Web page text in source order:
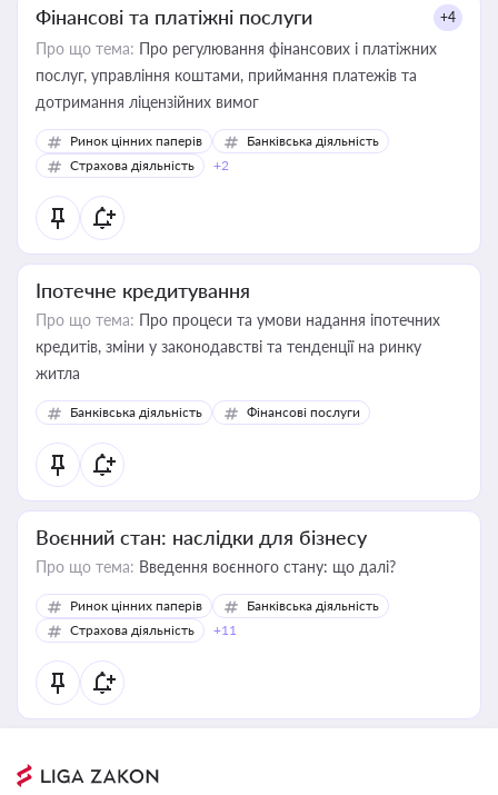
Фінансові та платіжні послуги +4
Про що тема: Про регулювання фінансових і платіжних
послуг, управління коштами, приймання платежів та
дотримання ліцензійних вимог
Ринок цінних паперів
Банківська діяльність
Страхова діяльність
+2
Іпотечне кредитування
Про що тема: Про процеси та умови надання іпотечних
кредитів, зміни у законодавстві та тенденції на ринку
житла
Банківська діяльність Фінансові послуги
Воєнний стан: наслідки для бізнесу
Про що тема: Введення воєнного стану: що далі?
Ринок цінних паперів
Банківська діяльність
Страхова діяльність
+11